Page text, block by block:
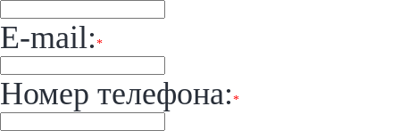
E-mail: *
Номер телефона: *